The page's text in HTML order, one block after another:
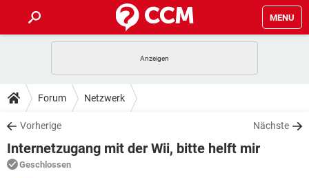
MENU
ANDROID
WINDOWS 10
WHATSAPP TIKTOK
FACEBOOK
TIPPS & TRICKS
SPIELE
WINDOWS 10
DOWNLOADS
SPIELE STREAMING
ANDROID
FORUM
Forum Netzwerk
Vorherige Nächste
Internetzugang mit der Wii, bitte helft mir
Geschlossen